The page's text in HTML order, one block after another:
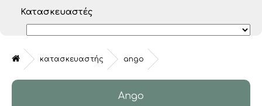
Κατασκευαστές
κατασκευαστής ango
Ango